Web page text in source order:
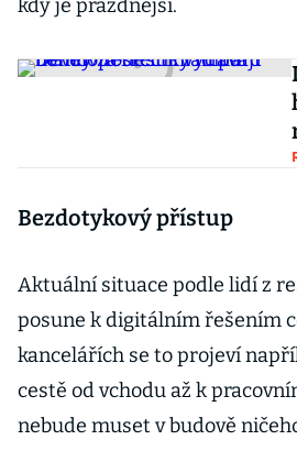
kdy je prázdnější.
Bezdotykový přístup
Aktuální situace podle lidí z
posune k digitálním řešením
kancelářích se to projeví
cestě od vchodu až k
nebude muset v budově